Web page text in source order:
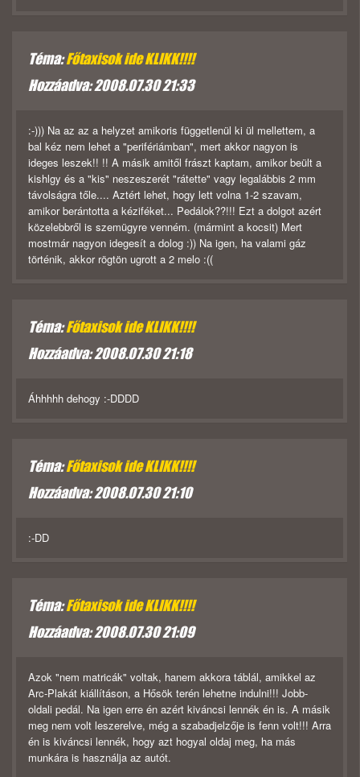
Téma:Főtaxisok ide KLIKK!!!!
Hozzáadva: 2008.07.30 21:33
:-))) Na az az a helyzet amikoris függetlenül ki ül mellettem, a
bal kéz nem lehet a "perifériámban", mert akkor nagyon is
ideges leszek!! !! A másik amitől frászt kaptam, amikor beült a
kishlgy és a "kis" neszeszerét "rátette" vagy legalábbis 2 mm
távolságra tőle.... Aztért lehet, hogy lett volna 1-2 szavam,
amikor berántotta a kéziféket... Pedálok??!!! Ezt a dolgot azért
közelebbről is szemügyre venném. (mármint a kocsit) Mert
mostmár nagyon idegesít a dolog :)) Na igen, ha valami gáz
történik, akkor rögtön ugrott a 2 melo :((
Téma:Főtaxisok ide KLIKK!!!!
Hozzáadva: 2008.07.30 21:18
Áhhhhh dehogy :-DDDD
Téma:Főtaxisok ide KLIKK!!!!
Hozzáadva: 2008.07.30 21:10
:-DD
Téma:Főtaxisok ide KLIKK!!!!
Hozzáadva: 2008.07.30 21:09
Azok "nem matricák" voltak, hanem akkora táblál, amikkel az
Arc-Plakát kiállításon, a Hősök terén lehetne indulni!!! Jobb-
oldali pedál. Na igen erre én azért kiváncsi lennék én is. A másik
meg nem volt leszerelve, még a szabadjelzője is fenn volt!!! Arra
én is kiváncsi lennék, hogy azt hogyal oldaj meg, ha más
munkára is használja az autót.